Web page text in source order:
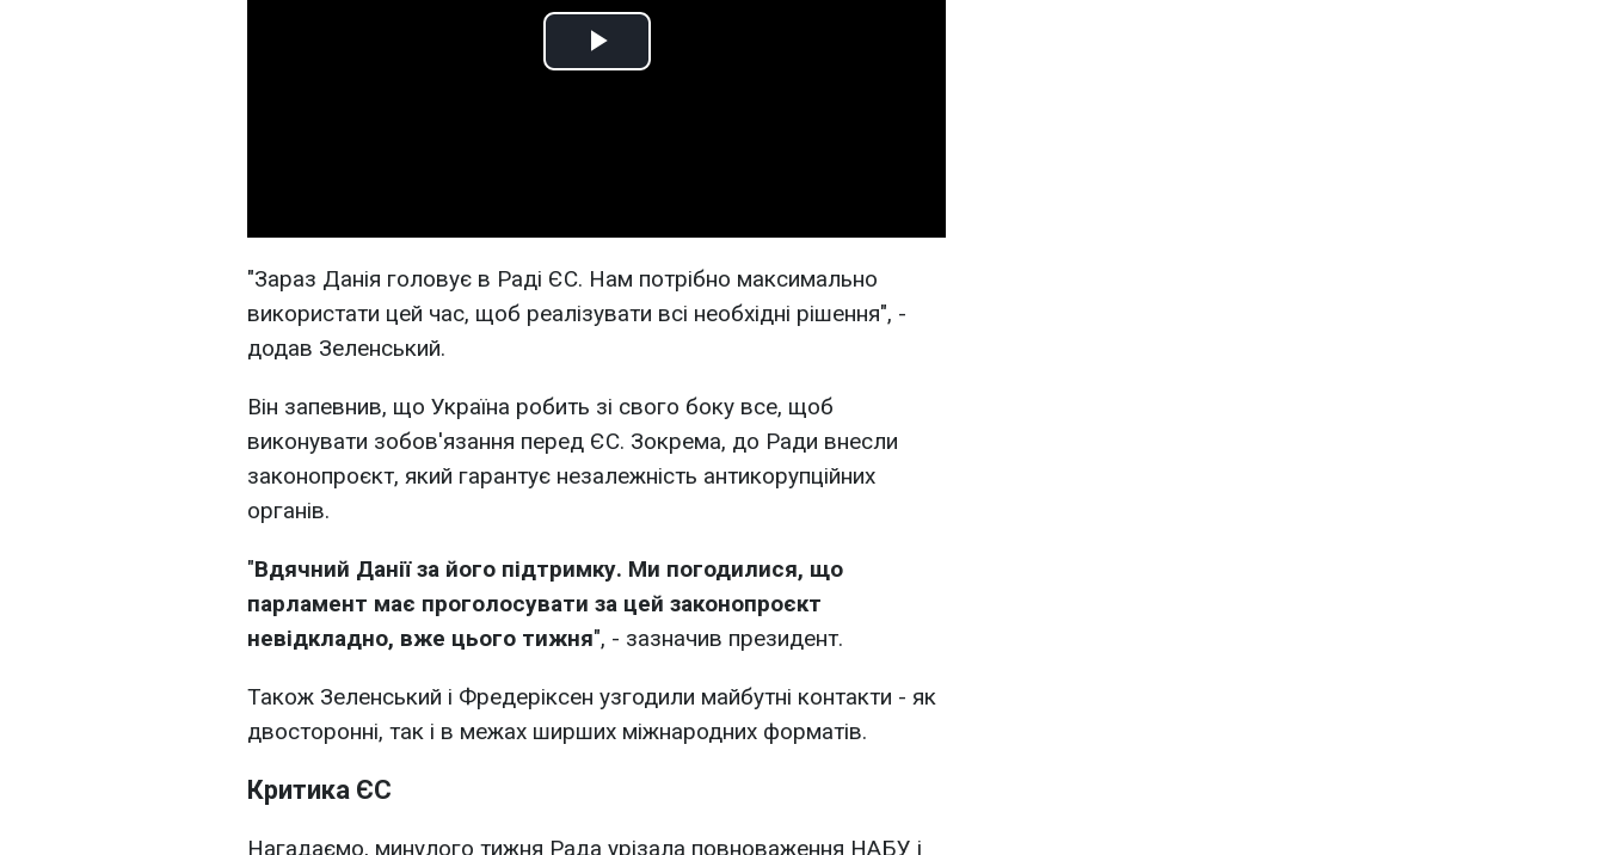
Play
"Зараз Данія головує в Раді ЄС. Нам потрібно максимально
використати цей час, щоб реалізувати всі необхідні рішення", -
додав Зеленський.
Він запевнив, що Україна робить зі свого боку все, щоб
виконувати зобов'язання перед ЄС. Зокрема, до Ради внесли
законопроєкт, який гарантує незалежність антикорупційних
органів.
"Вдячний Данії за його підтримку. Ми погодилися, що
парламент має проголосувати за цей законопроєкт
невідкладно, вже цього тижня", - зазначив президент.
Також Зеленський і Фредеріксен узгодили майбутні контакти - як
двосторонні, так і в межах ширших міжнародних форматів.
Критика ЄС
Нагадаємо, минулого тижня Рада урізала повноваження НАБУ і